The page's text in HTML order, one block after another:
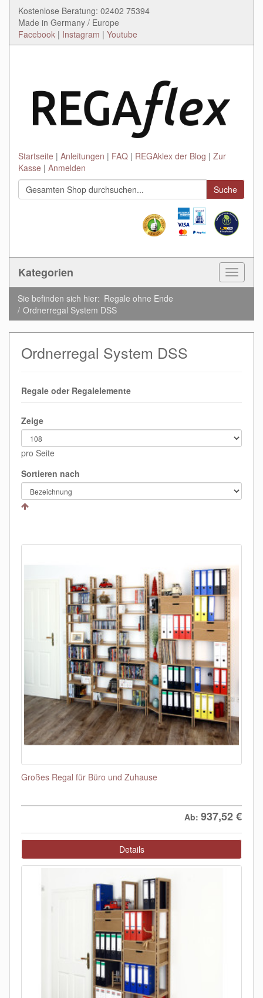
Kostenlose Beratung: 02402 75394
Made in Germany / Europe
Facebook | Instagram | Youtube
Startseite Anleitungen FAQ REGAklex der Blog
Zur
Kasse
Anmelden
Suche
Kategorien
Toggle
Sie befinden sich hier: Regale ohne Ende
Ordnerregal System DSS
Ordnerregal System DSS
Regale oder Regalelemente
Zeige
pro Seite
Sortieren nach
Großes Regal für Büro und Zuhause
Ab: 937,52€
Details